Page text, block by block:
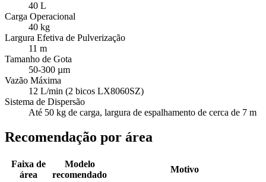
40 L
Carga Operacional
40 kg
Largura Efetiva de Pulverização
11 m
Tamanho de Gota
50-300 µm
Vazão Máxima
12 L/min (2 bicos LX8060SZ)
Sistema de Dispersão
Até 50 kg de carga, largura de espalhamento de cerca de 7 m
Recomendação por área
Faixa de
área
Modelo
recomendado
Motivo